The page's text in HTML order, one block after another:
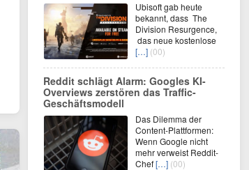
Ubisoft gab heute
bekannt, dass The
Division Resurgence,
das neue kostenlose
[…] (00)
Reddit schlägt Alarm: Googles KI-
Overviews zerstören das Traffic-
Geschäftsmodell
Das Dilemma der
Content-Plattformen:
Wenn Google nicht
mehr verweist Reddit-
Chef[…] (00)